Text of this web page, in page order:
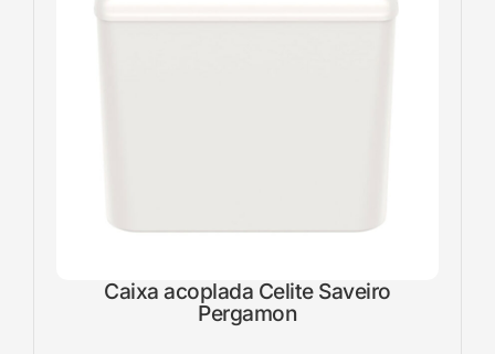
Caixa acoplada Celite Saveiro
Pergamon